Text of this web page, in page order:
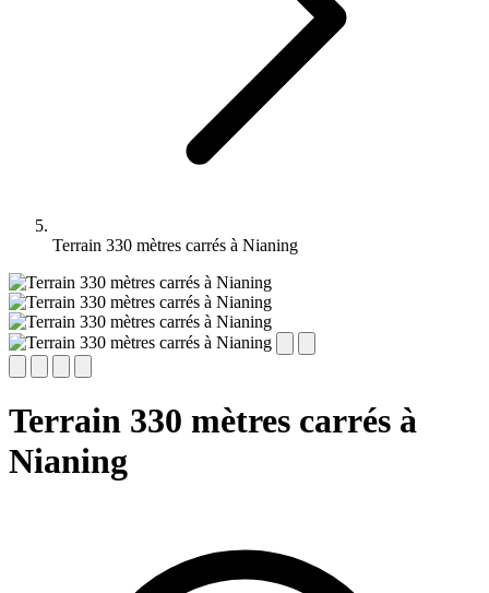
Terrain 330 mètres carrés à Nianing
Terrain 330 mètres carrés à
Nianing